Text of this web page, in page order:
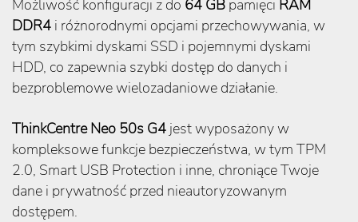
Możliwość konfiguracji z do 64 GB pamięci RAM
DDR4 i różnorodnymi opcjami przechowywania, w
tym szybkimi dyskami SSD i pojemnymi dyskami
HDD, co zapewnia szybki dostęp do danych i
bezproblemowe wielozadaniowe działanie.
ThinkCentre Neo 50s G4 jest wyposażony w
kompleksowe funkcje bezpieczeństwa, w tym TPM
2.0, Smart USB Protection i inne, chroniące Twoje
dane i prywatność przed nieautoryzowanym
dostępem.